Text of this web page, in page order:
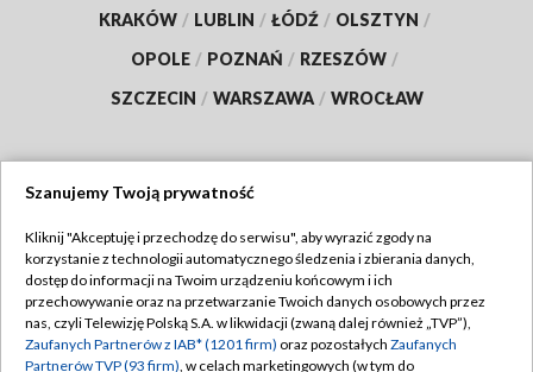
KRAKÓW / LUBLIN / ŁÓDŹ / OLSZTYN /
OPOLE / POZNAŃ / RZESZÓW /
SZCZECIN / WARSZAWA / WROCŁAW
TVP
Abonament TVP
Emisja w TVP
Regulamin TVP
Polityka prywatności
Szanujemy Twoją prywatność
Kliknij "Akceptuję i przechodzę do serwisu", aby wyrazić zgody na
korzystanie z technologii automatycznego śledzenia i zbierania danych,
dostęp do informacji na Twoim urządzeniu końcowym i ich
przechowywanie oraz na przetwarzanie Twoich danych osobowych przez
nas, czyli Telewizję Polską S.A. w likwidacji (zwaną dalej również „TVP”),
Zaufanych Partnerów z IAB* (1201 firm) oraz pozostałych Zaufanych
Partnerów TVP (93 firm), w celach marketingowych (w tym do